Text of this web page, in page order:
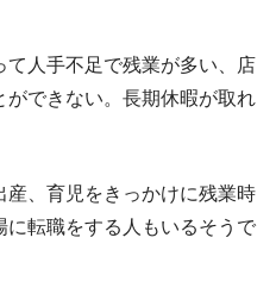
人手不足で残業が多い、店
できない。長期休暇が取れ
産、育児をきっかけに残業時
に転職をする人もいるそうで